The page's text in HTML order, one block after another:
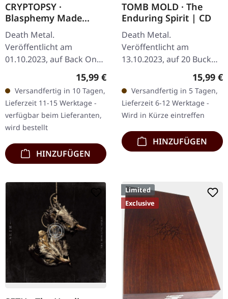
CRYPTOPSY ·
Blasphemy Made
Flesh / None So Vile |
2CD
Death Metal.
Veröffentlicht am
01.10.2023, auf Back On
Black. Zweifach-CD. Zwei
gefeierten Alben in den
Annalen des Death
Metal…
Regulärer Preis:
15,99 €
Versandfertig in 10 Tagen,
Lieferzeit 11-15 Werktage -
verfügbar beim Lieferanten,
wird bestellt
HINZUFÜGEN
TOMB MOLD · The
Enduring Spirit | CD
Death Metal.
Veröffentlicht am
13.10.2023, auf 20 Buck
Spin. CD im Jewelcase. Die
kanadische Death Metal-
Macht Tomb Mold kehrt
mit ihrem vierten…
15,99 €
Versandfertig in 5 Tagen,
Lieferzeit 6-12 Werktage -
Wird in Kürze eintreffen
HINZUFÜGEN
Limited
Exclusive